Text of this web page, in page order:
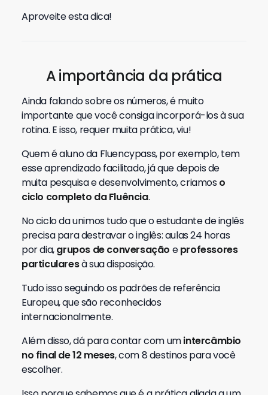
Aproveite esta dica!
A importância da prática
Ainda falando sobre os números, é muito
importante que você consiga incorporá-los à sua
rotina. E isso, requer muita prática, viu!
Quem é aluno da Fluencypass, por exemplo, tem
esse aprendizado facilitado, já que depois de
muita pesquisa e desenvolvimento, criamoso
ciclo completo da Fluência.
No ciclo da unimos tudo que o estudante de inglês
precisa para destravar o inglês: aulas 24 horas
por dia,grupos de conversação eprofessores
particularesà sua disposição.
Tudo isso seguindo os padrões de referência
Europeu, que são reconhecidos
internacionalmente.
Além disso, dá para contar com umintercâmbio
no final de 12 meses, com 8 destinos para você
escolher.